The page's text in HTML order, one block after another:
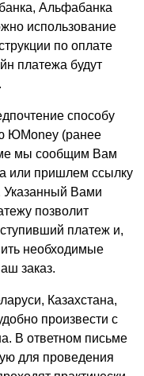
Альфабанка
использование
по оплате
платежа будут
способу
ЮMoney (ранее
мы сообщим Вам
или пришлем ссылку
Указанный Вами
позволит
платеж и,
необходимые
заказ.
Казахстана,
произвести с
В ответном письме
для проведения